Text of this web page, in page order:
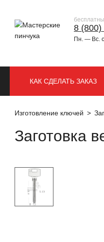
8 (800)
Пн. — Вс.
КАК СДЕЛАТЬ ЗАКАЗ
Изготовление ключей
Заготовка